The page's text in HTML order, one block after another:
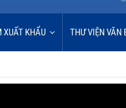
XUẤT KHẨU THƯ VIỆN VĂN